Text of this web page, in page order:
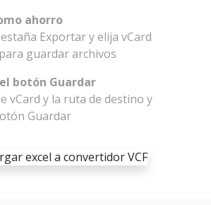
ahorro
Exportar y elija vCard
guardar archivos
botón Guardar
vCard y la ruta de destino y
Guardar